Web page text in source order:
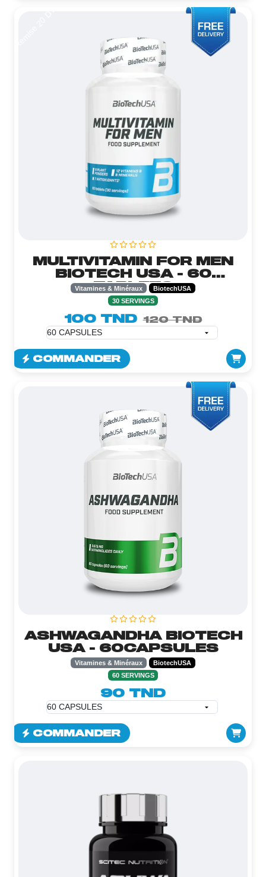
MULTIVITAMIN FOR MEN
BIOTECH USA - 60
TABLETS
Vitamines & Minéraux
BiotechUSA
30 SERVINGS
100 TND 120 TND
COMMANDER
ASHWAGANDHA BIOTECH
USA - 60CAPSULES
Vitamines & Minéraux
BiotechUSA
60 SERVINGS
90 TND
COMMANDER